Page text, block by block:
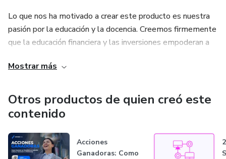
👉 Inscríbete ahora y asegura tu lugar. ¡El futuro de tus
inversiones comienza aquí! 🌟
Temario:
• Introducción al Sistema Financiero
• Conociendo el Mercado de Valores
Lo que nos ha motivado a crear este producto es nuestra
pasión por la educación y la docencia. Creemos firmemente
que la educación financiera y las inversiones empoderan a
acertadas que les permitan construir riqueza y un futuro
herramientas necesarias para que nuestros clientes puedan
adquirir los conocimientos y habilidades necesarias en el
ámbito financiero, permitiéndoles alcanzar sus metas y
objetivos de manera exitosa.
Mostrar más
Otros productos de quien creó este
contenido
Acciones
Ganadoras: Como